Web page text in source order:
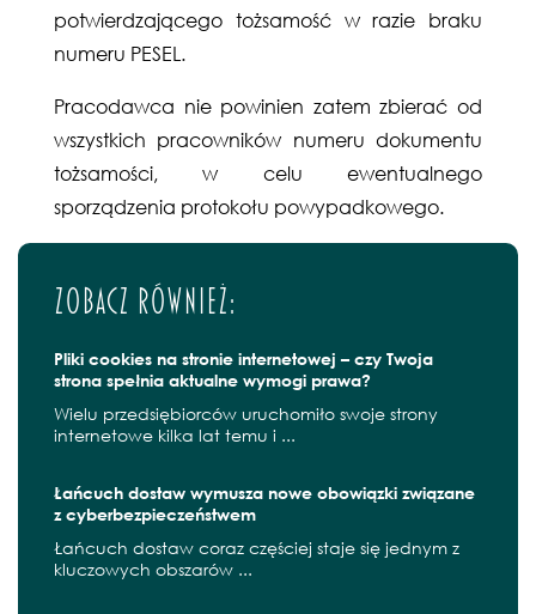
potwierdzającego tożsamość w razie braku
numeru PESEL.
Pracodawca nie powinien zatem zbierać od
wszystkich pracowników numeru dokumentu
tożsamości, w celu ewentualnego
sporządzenia protokołu powypadkowego.
Zobacz również:
Pliki cookies na stronie internetowej – czy Twoja
strona spełnia aktualne wymogi prawa?
Wielu przedsiębiorców uruchomiło swoje strony
internetowe kilka lat temu i ...
Łańcuch dostaw wymusza nowe obowiązki związane
z cyberbezpieczeństwem
Łańcuch dostaw coraz częściej staje się jednym z
kluczowych obszarów ...